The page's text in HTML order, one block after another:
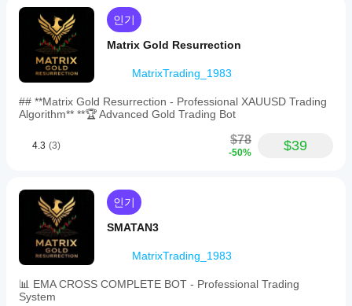
대부분의 평균 회귀 봇은 손실 포지션을 너무 오래 유지하
여 -20%, -30% 또는 그 이상의 치명적인 자본 급등을 초
래합니다. 한 번의 나쁜 거래가 몇 주간의 이익을 날려버
립니다. 이 봇은 7가지 지능형 종료 메커니즘과 함께 부동
손실 한도를 포함하여 치명적인 손실이 발생하기 전에 자
동으로 포지션을 종료함으로써 이 문제를 완전히 해결합
니다. 결과는 더 부드러운 자본 곡선, 보호된 자본, 그리고
평화로운 잠입니다. 포괄적인 문서, 전체 소스 코드, 그리
/////////////////////////////////////////////////////////////////////////////////////////////////
균형 잡힌 설정 - 현실적인 기대치:
- 연간 수익률: 35-50%
- 최대 낙폭: <15% (일반 봇의 -30% 대비)
- 최대 부동 손실: <8%
- 승률: 55-60%
- 샤프 비율: 1.8-2.2
- 이익 계수: 1.6-2.0
OrderFlowGuru
December 28, 2025
ExecutionAlgo77
December 20, 2025
시작
하세
클라우드
실행을
지원하
며, 로컬
실행은
cTrader
Windows
와 Mac에
능합니
어떻
테스
트할
수
있나
요?
래가 없
cBot을
실행하고
시간별로
활동을
모니터링
일관성,
낙폭, 다
더
나은
를
얻기
위해
cBot
설정
을
최적
화해
인기
Matrix Gold Resurrection
MatrixTrading_1983
## **Matrix Gold Resurrection - Professional XAUUSD Trading
Algorithm** **🏆 Advanced Gold Trading Bot
4.3 (3) $78
-50% $39
인기
SMATAN3
MatrixTrading_1983
📊 EMA CROSS COMPLETE BOT - Professional Trading
System